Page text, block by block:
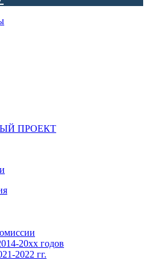
ПРОЕКТ
20xx годов
2022 гг.